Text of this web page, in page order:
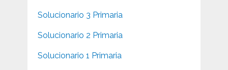
Solucionario 3 Primaria
Solucionario 2 Primaria
Solucionario 1 Primaria